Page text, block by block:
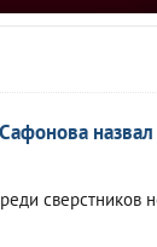
назвал
сверстников